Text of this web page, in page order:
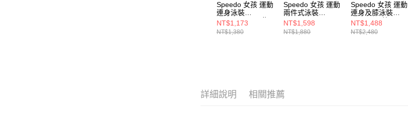
Speedo 女孩 運動
連身泳裝
Placement 黑/紫
NT$1,173
NT$1,380
Speedo 女孩 運動
兩件式泳裝
Hyperboom
Butterfly 深藍
NT$1,598
NT$1,880
Speedo 女孩 運動
連身及膝泳裝
Hero5 黑/藍
NT$1,488
NT$2,480
詳細說明 相關推薦